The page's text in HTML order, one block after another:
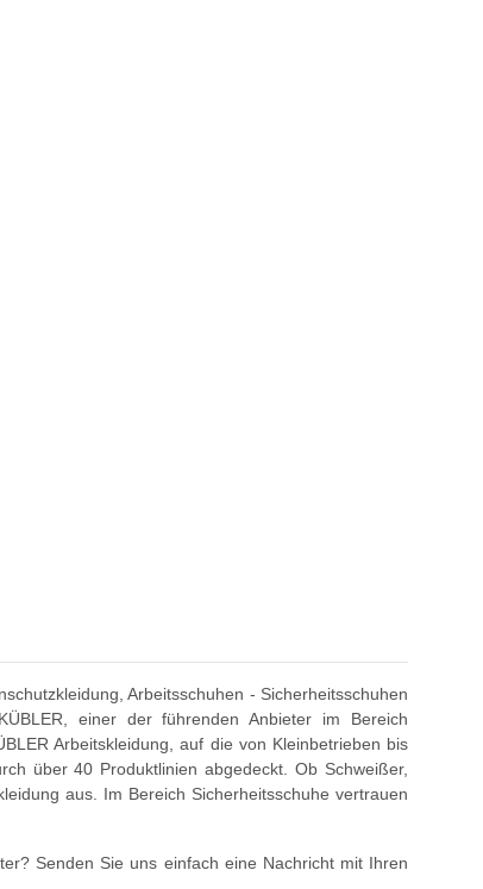
Arbeitsschuhen - Sicherheitsschuhen
einer der führenden Anbieter im Bereich
Arbeitskleidung, auf die von Kleinbetrieben bis
über 40 Produktlinien abgedeckt. Ob Schweißer,
aus. Im Bereich Sicherheitsschuhe vertrauen
Senden Sie uns einfach eine Nachricht mit Ihren